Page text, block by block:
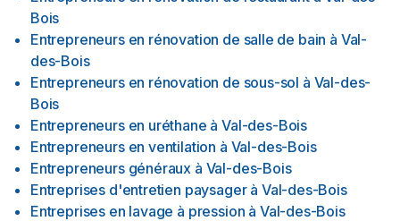
Bois
Entrepreneurs en rénovation de salle de bain à Val-
des-Bois
Entrepreneurs en rénovation de sous-sol à Val-des-
Bois
Entrepreneurs en uréthane à Val-des-Bois
Entrepreneurs en ventilation à Val-des-Bois
Entrepreneurs généraux à Val-des-Bois
Entreprises d'entretien paysager à Val-des-Bois
Entreprises en lavage à pression à Val-des-Bois